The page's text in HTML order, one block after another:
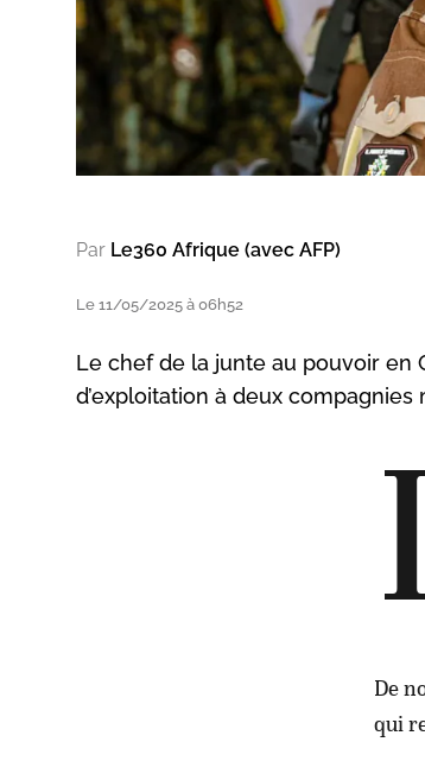
Par Le360 Afrique (avec AFP)
Le 11/05/2025 à 06h52
Le chef de la junte au pouvoir en
d’exploitation à deux
De
qui